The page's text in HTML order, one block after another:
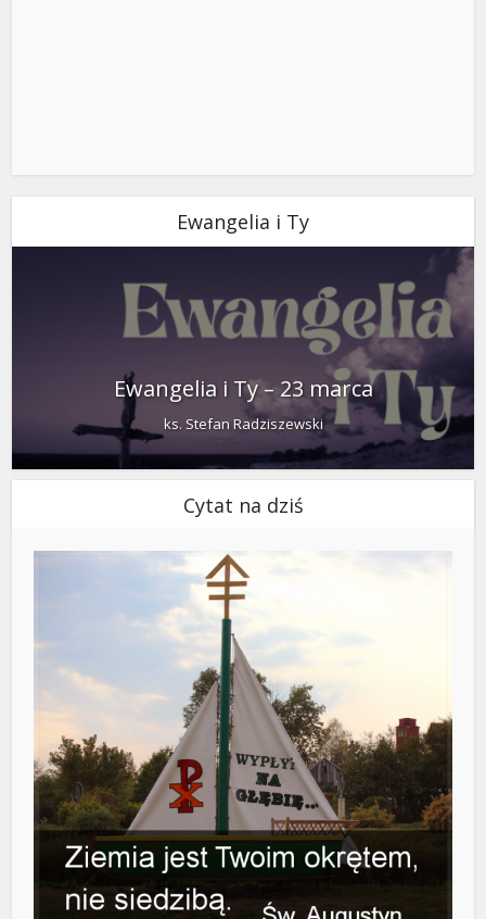
Ewangelia i Ty
Ewangelia i Ty – 23 marca
ks. Stefan Radziszewski
Cytat na dziś